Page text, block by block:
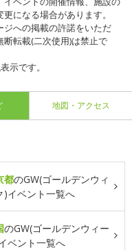
になる場合があります。
への掲載の許諾をいただ
転載(二次使用)は禁止で
示です。
地図・アクセス
都のGW(ゴールデンウィ
)イベント一覧へ
のGW(ゴールデンウィー
ベント一覧へ